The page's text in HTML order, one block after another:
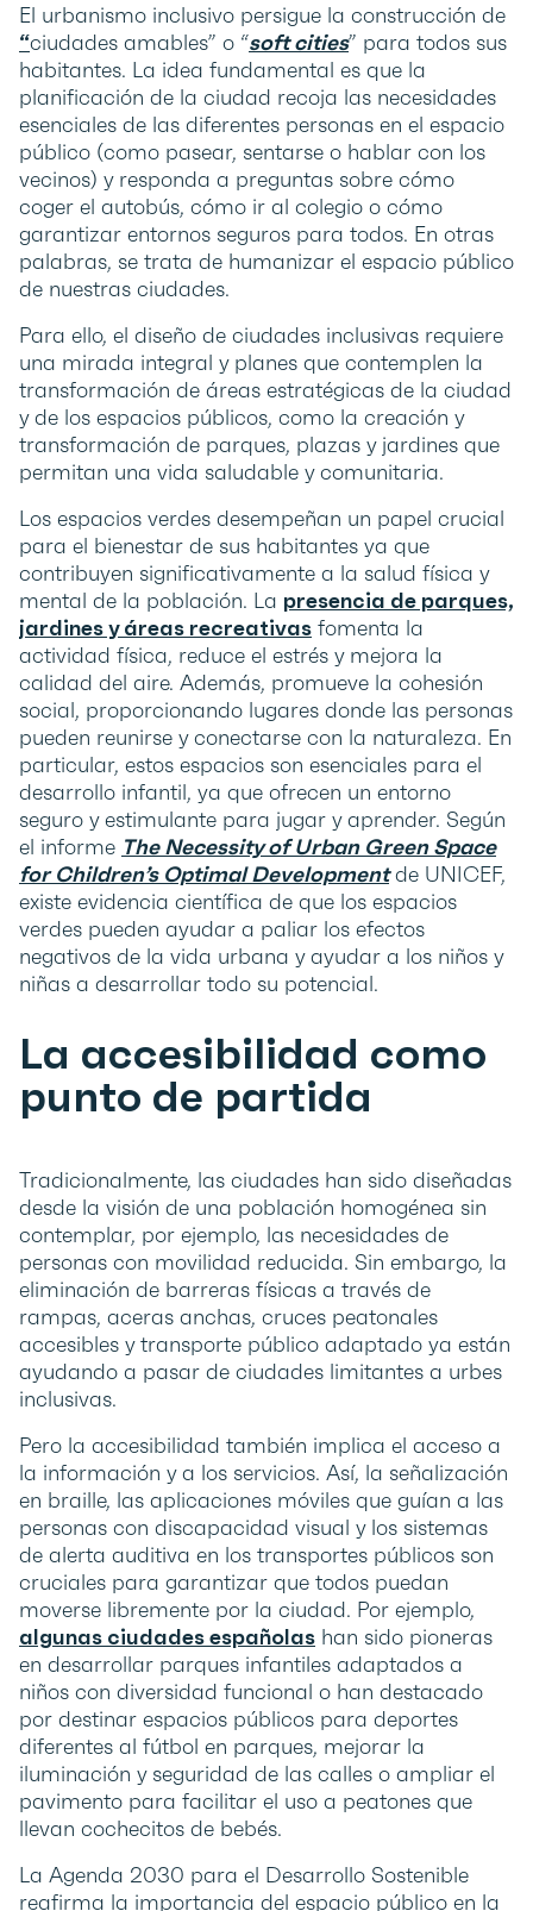
El urbanismo inclusivo persigue la construcción de
“ciudades amables” o “soft cities” para todos sus
habitantes. La idea fundamental es que la
planificación de la ciudad recoja las necesidades
esenciales de las diferentes personas en el espacio
público (como pasear, sentarse o hablar con los
vecinos) y responda a preguntas sobre cómo
coger el autobús, cómo ir al colegio o cómo
garantizar entornos seguros para todos. En otras
palabras, se trata de humanizar el espacio público
de nuestras ciudades.
Para ello, el diseño de ciudades inclusivas requiere
una mirada integral y planes que contemplen la
transformación de áreas estratégicas de la ciudad
y de los espacios públicos, como la creación y
transformación de parques, plazas y jardines que
permitan una vida saludable y comunitaria.
Los espacios verdes desempeñan un papel crucial
para el bienestar de sus habitantes ya que
contribuyen significativamente a la salud física y
mental de la población. La presencia de parques,
jardines y áreas recreativas fomenta la
actividad física, reduce el estrés y mejora la
calidad del aire. Además, promueve la cohesión
social, proporcionando lugares donde las personas
pueden reunirse y conectarse con la naturaleza. En
particular, estos espacios son esenciales para el
desarrollo infantil, ya que ofrecen un entorno
seguro y estimulante para jugar y aprender. Según
el informe The Necessity of Urban Green Space
for Children’s Optimal Developmentde UNICEF,
existe evidencia científica de que los espacios
verdes pueden ayudar a paliar los efectos
negativos de la vida urbana y ayudar a los niños y
niñas a desarrollar todo su potencial.
La accesibilidad como
punto de partida
Tradicionalmente, las ciudades han sido diseñadas
desde la visión de una población homogénea sin
contemplar, por ejemplo, las necesidades de
personas con movilidad reducida. Sin embargo, la
eliminación de barreras físicas a través de
rampas, aceras anchas, cruces peatonales
accesibles y transporte público adaptado ya están
ayudando a pasar de ciudades limitantes a urbes
inclusivas.
Pero la accesibilidad también implica el acceso a
la información y a los servicios. Así, la señalización
en braille, las aplicaciones móviles que guían a las
personas con discapacidad visual y los sistemas
de alerta auditiva en los transportes públicos son
cruciales para garantizar que todos puedan
moverse libremente por la ciudad. Por ejemplo,
algunas ciudades españolas han sido pioneras
en desarrollar parques infantiles adaptados a
niños con diversidad funcional o han destacado
por destinar espacios públicos para deportes
diferentes al fútbol en parques, mejorar la
iluminación y seguridad de las calles o ampliar el
pavimento para facilitar el uso a peatones que
llevan cochecitos de bebés.
La Agenda 2030 para el Desarrollo Sostenible
reafirma la importancia del espacio público en la